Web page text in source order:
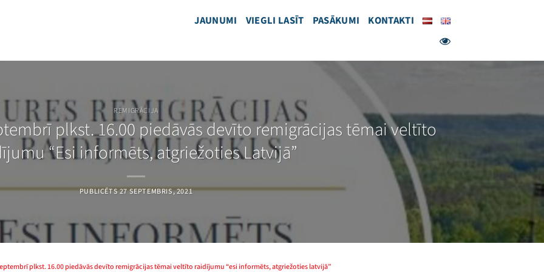
JAUNUMI VIEGLI LASĪT PASĀKUMI KONTAKTI
REMIGRĀCIJA
plkst. 16.00 piedāvās devīto remigrācijas tēmai veltīto
“Esi informēts, atgriežoties Latvijā”
PUBLICĒTS27 SEPTEMBRIS, 2021
plkst. 16.00 piedāvās devīto remigrācijas tēmai veltīto raidījumu “esi informēts, atgriežoties latvijā”